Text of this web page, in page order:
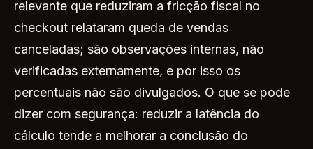
relevante que reduziram a fricção fiscal no
checkout relataram queda de vendas
canceladas; são observações internas, não
verificadas externamente, e por isso os
percentuais não são divulgados. O que se pode
dizer com segurança: reduzir a latência do
cálculo tende a melhorar a conclusão do